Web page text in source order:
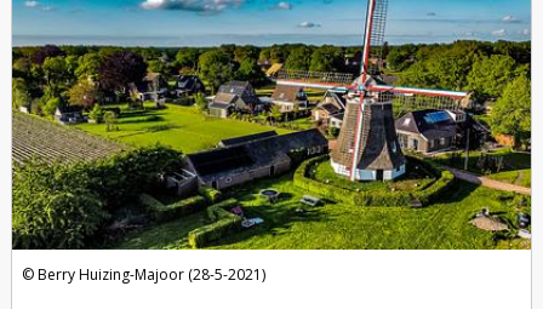
Berry Huizing-Majoor (28-5-2021)